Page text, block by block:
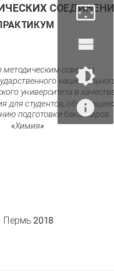
методическим советом
университета в
для студентов,
подготовки бакалавров
«Химия»
Пермь 2018